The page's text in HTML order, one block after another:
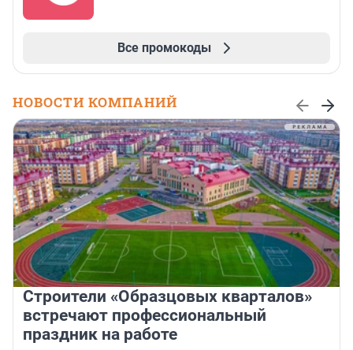
Все промокоды
НОВОСТИ КОМПАНИЙ
Строители «Образцовых кварталов»
встречают профессиональный
праздник на работе